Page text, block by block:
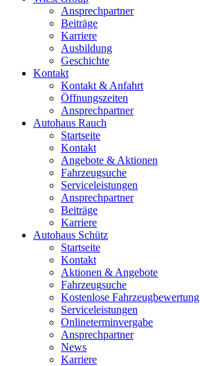
Ansprechpartner
Beiträge
Karriere
Ausbildung
Geschichte
Kontakt
Kontakt & Anfahrt
Öffnungszeiten
Ansprechpartner
Autohaus Rauch
Startseite
Kontakt
Angebote & Aktionen
Fahrzeugsuche
Serviceleistungen
Ansprechpartner
Beiträge
Karriere
Autohaus Schütz
Startseite
Kontakt
Aktionen & Angebote
Fahrzeugsuche
Kostenlose Fahrzeugbewertung
Serviceleistungen
Onlineterminvergabe
Ansprechpartner
News
Karriere